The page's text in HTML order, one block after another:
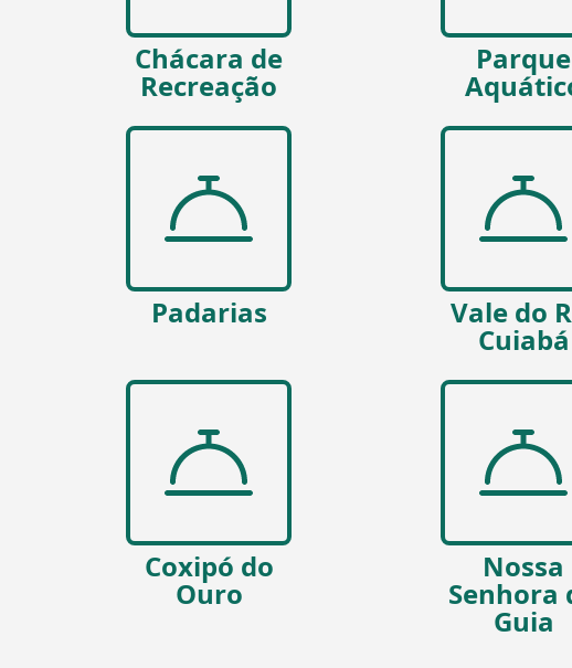
Chácara de
Recreação
Parque
Padarias Vale do
Cuiabá
Coxipó do
Ouro
Nossa
Senhora
Guia